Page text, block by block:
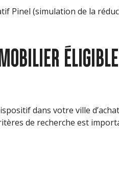
Pinel (simulation de la
ÉLIGIBLE
dans votre ville
de recherche est